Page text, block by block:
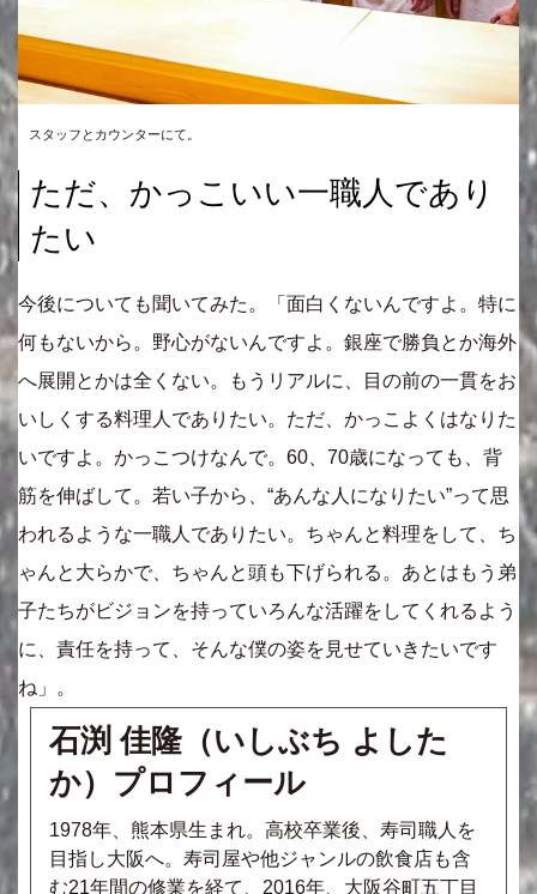
スタッフとカウンターにて。
ただ、かっこいい一職人であり
たい
今後についても聞いてみた。「面白くないんですよ。特に
何もないから。野心がないんですよ。銀座で勝負とか海外
へ展開とかは全くない。もうリアルに、目の前の一貫をお
いしくする料理人でありたい。ただ、かっこよくはなりた
いですよ。かっこつけなんで。60、70歳になっても、背
筋を伸ばして。若い子から、“あんな人になりたい”って思
われるような一職人でありたい。ちゃんと料理をして、ち
ゃんと大らかで、ちゃんと頭も下げられる。あとはもう弟
子たちがビジョンを持っていろんな活躍をしてくれるよう
に、責任を持って、そんな僕の姿を見せていきたいです
ね」。
石渕 佳隆（いしぶち よした
か）プロフィール
1978年、熊本県生まれ。高校卒業後、寿司職人を
目指し大阪へ。寿司屋や他ジャンルの飲食店も含
む21年間の修業を経て、2016年、大阪谷町五丁目